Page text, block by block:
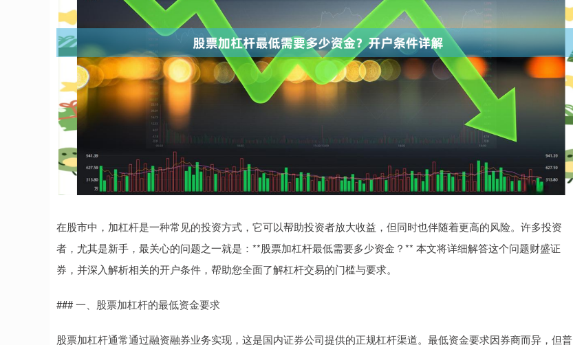
在股市中，加杠杆是一种常见的投资方式，它可以帮助投资者放大收益，但同时也伴随着更高的风险。许多投资
者，尤其是新手，最关心的问题之一就是：**股票加杠杆最低需要多少资金？** 本文将详细解答这个问题财盛证
券，并深入解析相关的开户条件，帮助您全面了解杠杆交易的门槛与要求。
### 一、股票加杠杆的最低资金要求
股票加杠杆通常通过融资融券业务实现，这是国内证券公司提供的正规杠杆渠道。最低资金要求因券商而异，但普